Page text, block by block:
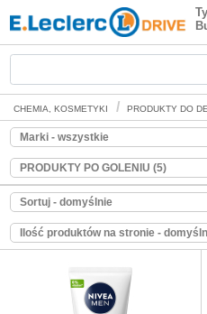
PRODUKTY PO
Zakupy spożywcze
CHEMIA, KOSMETYKI PRODUKTY DO
Marki - wszystkie
PRODUKTY PO GOLENIU (5)
Sortuj - domyślnie
Ilość produktów na stronie -